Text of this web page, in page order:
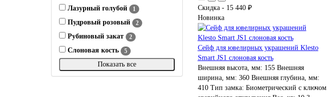
Лазурный голубой 1
Пудровый розовый 2
Рубиновый закат 2
Слоновая кость 5
Показать все
Скидка - 15 440 ₽
Новинка
Сейф для ювелирных украшений Klesto
Smart JS1 слоновая кость
Внешняя высота, мм: 155Внешняя
ширина, мм: 360Внешняя глубина, мм:
410Тип замка: Биометрический с ключом